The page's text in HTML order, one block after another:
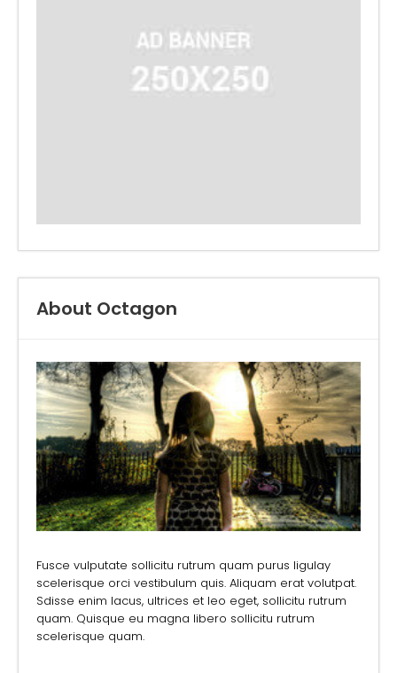
About Octagon
Fusce vulputate sollicitu rutrum quam purus ligulay
scelerisque orci vestibulum quis. Aliquam erat volutpat.
Sdisse enim lacus, ultrices et leo eget, sollicitu rutrum
quam. Quisque eu magna libero sollicitu rutrum
scelerisque quam.